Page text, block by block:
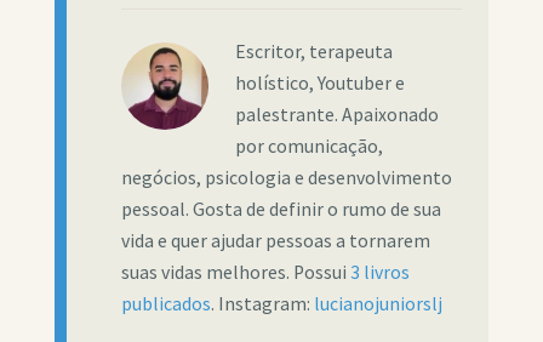
Escritor, terapeuta
holístico, Youtuber e
palestrante. Apaixonado
por comunicação,
negócios, psicologia e desenvolvimento
pessoal. Gosta de definir o rumo de sua
vida e quer ajudar pessoas a tornarem
suas vidas melhores. Possui 3 livros
publicados. Instagram: lucianojuniorslj